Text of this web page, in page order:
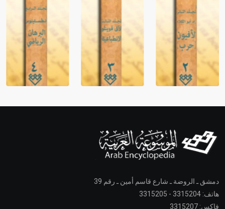
دمشق ـ الروضة ـ شارع قاسم أمين ـ رقم 39
هاتف: 3315204 - 3315205
فاكس: 3315207